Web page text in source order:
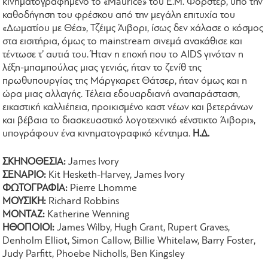
καθοδήγηση του φρέσκου από την μεγάλη επιτυχία του
«Δωματίου με Θέα», Τζέιμς Άιβορι, ίσως δεν χάλασε ο κόσμος
στα εισιτήρια, όμως το mainstream σινεμά ανακάθισε και
τέντωσε τ’ αυτιά του. Ήταν η εποχή που το AIDS γινόταν η
λέξη-μπαμπούλας μιας γενιάς, ήταν το ζενίθ της
πρωθυπουργίας της Μάργκαρετ Θάτσερ, ήταν όμως και η
ώρα μιας αλλαγής. Τέλεια εδουαρδιανή αναπαράσταση,
εικαστική καλλιέπεια, προικισμένο καστ νέων και βετεράνων
και βέβαια το διασκευαστικό λογοτεχνικό «ένστικτο Άιβορι»,
υπογράφουν ένα κινηματογραφικό κέντημα. Η.Δ.
ΣΚΗΝΟΘΕΣΙΑ: James Ivory
ΣΕΝΑΡΙΟ: Kit Hesketh-Harvey, James Ivory
ΦΩΤΟΓΡΑΦΙΑ: Pierre Lhomme
ΜΟΥΣΙΚΗ: Richard Robbins
ΜΟΝΤΑΖ: Katherine Wenning
ΗΘΟΠΟΙΟΙ: James Wilby, Hugh Grant, Rupert Graves,
Denholm Elliot, Simon Callow, Billie Whitelaw, Barry Foster,
Judy Parfitt, Phoebe Nicholls, Ben Kingsley